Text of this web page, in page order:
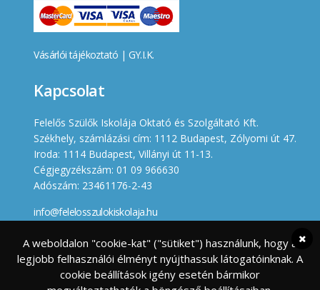
Vásárlói tájékoztató | GY.I.K.
Kapcsolat
Felelős Szülők Iskolája Oktató és Szolgáltató Kft.
Székhely, számlázási cím: 1112 Budapest, Zólyomi út 47.
Iroda: 1114 Budapest, Villányi út 11-13.
Cégjegyzékszám: 01 09 966630
Adószám: 23461176-2-43
info@felelosszulokiskolaja.hu
A weboldalon "cookie-kat" ("sütiket") használunk, hogy a
legjobb felhasználói élményt nyújthassuk látogatóinknak. A
cookie beállítások igény esetén bármikor